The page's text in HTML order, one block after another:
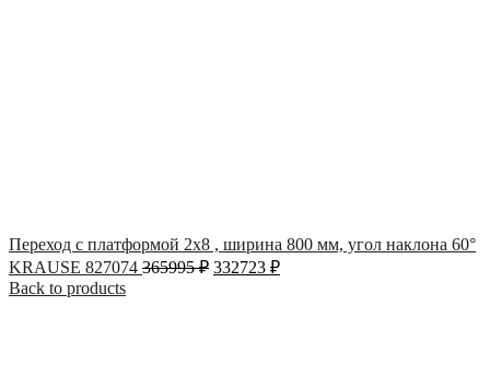
Переход с платформой 2х8 , ширина 800 мм, угол наклона 60°
KRAUSE 827074 365995₽ 332723 ₽
Back to products